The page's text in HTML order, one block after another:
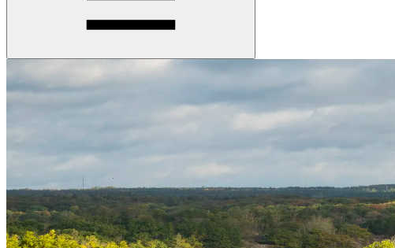
Grow Global
Grow Global
Exportstatistik